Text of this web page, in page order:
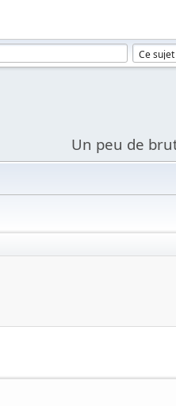
Un peu de